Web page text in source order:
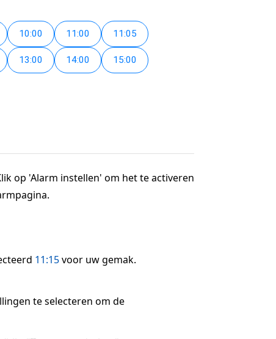
10:00 11:00 11:05
13:00 14:00 15:00
op 'Alarm instellen' om het te activeren
11:15voor uw gemak.
te selecteren om de